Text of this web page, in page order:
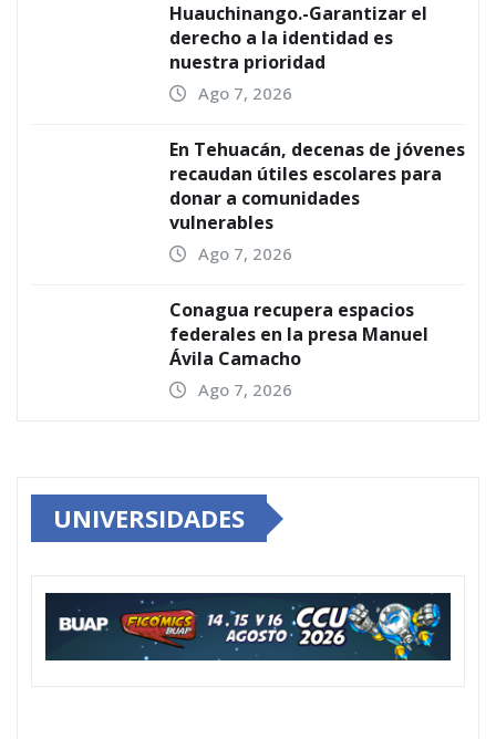
Huauchinango.-Garantizar el
derecho a la identidad es
nuestra prioridad
Ago 7, 2026
En Tehuacán, decenas de jóvenes
recaudan útiles escolares para
donar a comunidades
vulnerables
Ago 7, 2026
Conagua recupera espacios
federales en la presa Manuel
Ávila Camacho
Ago 7, 2026
UNIVERSIDADES